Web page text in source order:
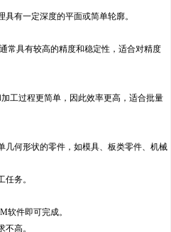
有一定深度的平面或简单轮廓。
常具有较高的精度和稳定性，适合对精度
工过程更简单，因此效率更高，适合批量
几何形状的零件，如模具、板类零件、机械
务。
软件即可完成。
高。